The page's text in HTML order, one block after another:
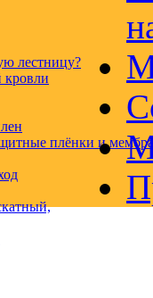
лестницу?
кровли
плёнки и